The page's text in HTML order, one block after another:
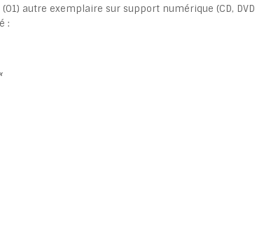
autre exemplaire sur support numérique (CD, DVD
: